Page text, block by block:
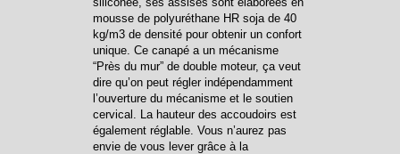
mousse de polyuréthane HR soja de 40
kg/m3 de densité pour obtenir un confort
unique. Ce canapé a un mécanisme
“Près du mur” de double moteur, ça veut
dire qu’on peut régler indépendamment
l’ouverture du mécanisme et le soutien
cervical. La hauteur des accoudoirs est
également réglable. Vous n’aurez pas
envie de vous lever grâce à la